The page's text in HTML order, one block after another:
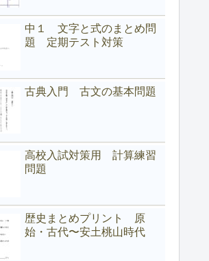
中１ 文字と式のまとめ問
題 定期テスト対策
古典入門 古文の基本問題
高校入試対策用 計算練習
問題
歴史まとめプリント 原
始・古代〜安土桃山時代